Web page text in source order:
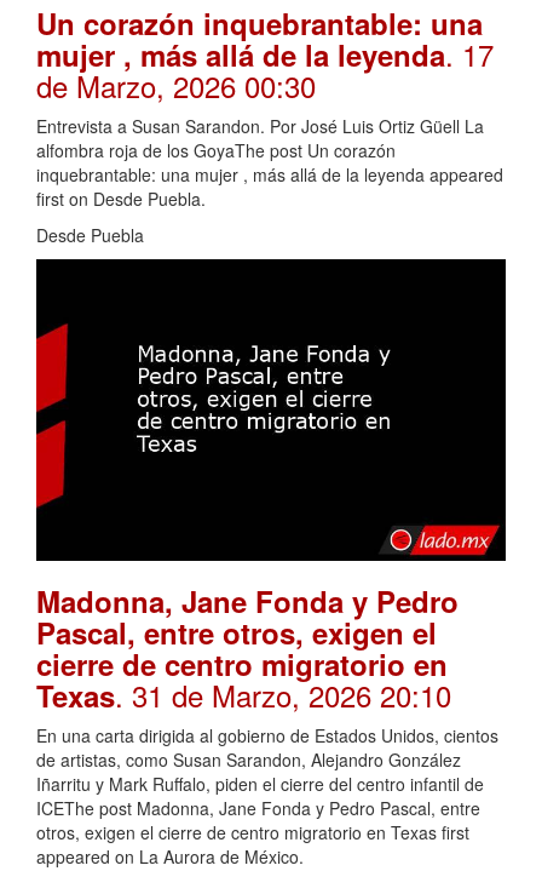
Un corazón inquebrantable: una
mujer , más allá de la leyenda. 17
de Marzo, 2026 00:30
Entrevista a Susan Sarandon. Por José Luis Ortiz Güell La
alfombra roja de los GoyaThe post Un corazón
inquebrantable: una mujer , más allá de la leyenda appeared
first on Desde Puebla.
Desde Puebla
Madonna, Jane Fonda y Pedro
Pascal, entre otros, exigen el
cierre de centro migratorio en
Texas. 31 de Marzo, 2026 20:10
En una carta dirigida al gobierno de Estados Unidos, cientos
de artistas, como Susan Sarandon, Alejandro González
Iñarritu y Mark Ruffalo, piden el cierre del centro infantil de
ICEThe post Madonna, Jane Fonda y Pedro Pascal, entre
otros, exigen el cierre de centro migratorio en Texas first
appeared on La Aurora de México.